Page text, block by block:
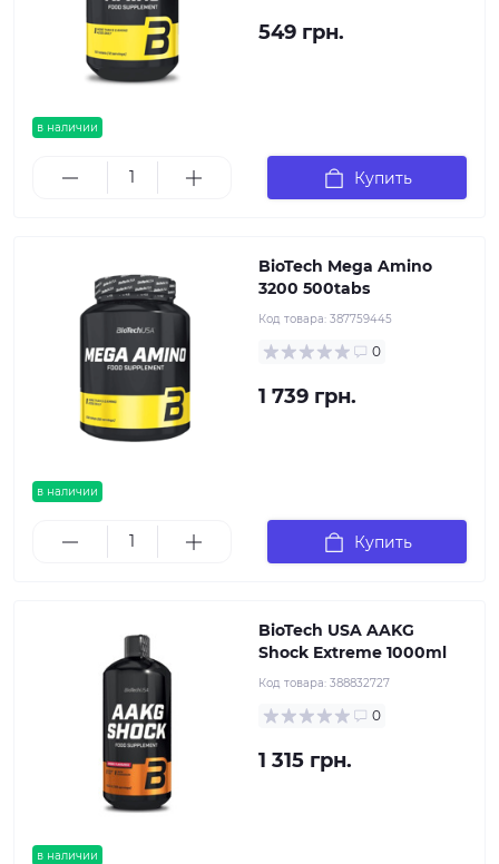
в наличии
549 грн.
Купить
в наличии
BioTech Mega Amino
3200 500tabs
Код товара: 387759445
0
1 739 грн.
Купить
в наличии
BioTech USA AAKG
Shock Extreme 1000ml
Код товара: 388832727
0
1 315 грн.